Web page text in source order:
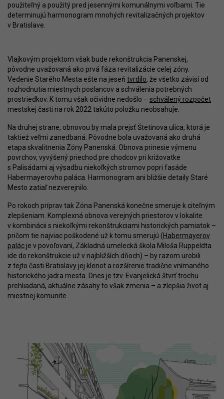
použiteľný a použitý pred jesennými komunálnymi voľbami. Tie
determinujú harmonogram mnohých revitalizačných projektov
v Bratislave.
Vlajkovým projektom však bude rekonštrukcia Panenskej,
pôvodne uvažovaná ako prvá fáza revitalizácie celej zóny.
Vedenie Starého Mesta ešte na jeseň tvrdilo, že všetko závisí od
rozhodnutia miestnych poslancov a schválenia potrebných
prostriedkov. K tomu však očividne nedošlo – schválený rozpočet
mestskej časti na rok 2022 takúto položku neobsahuje.
Na druhej strane, obnovou by mala prejsť Štetinova ulica, ktorá je
taktiež veľmi zanedbaná. Pôvodne bola uvažovaná ako druhá
etapa skvalitnenia Zóny Panenská. Obnova prinesie výmenu
povrchov, vyvýšený priechod pre chodcov pri križovatke
s Palisádami aj výsadbu niekoľkých stromov popri fasáde
Habermayerovho paláca. Harmonogram ani bližšie detaily Staré
Mesto zatiaľ nezverejnilo.
Po rokoch príprav tak Zóna Panenská konečne smeruje k citeľným
zlepšeniam. Komplexná obnova verejných priestorov v lokalite
v kombinácii s niekoľkými rekonštrukciami historických pamiatok –
pričom tie najviac poškodené už k tomu smerujú (Habermayerov
palác je v povoľovaní, Základná umelecká škola Miloša Ruppeldta
ide do rekonštrukcie už v najbližších dňoch) – by razom urobili
z tejto časti Bratislavy jej klenot a rozšírenie tradične vnímaného
historického jadra mesta. Dnes je tzv. Evanjelická štvrť trochu
prehliadaná, aktuálne zásahy to však zmenia – a zlepšia život aj
miestnej komunite.